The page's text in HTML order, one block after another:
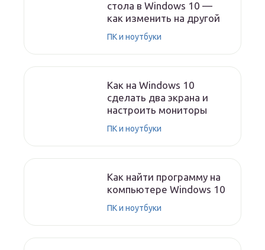
стола в Windows 10 —
как изменить на другой
ПК и ноутбуки
Как на Windows 10
сделать два экрана и
настроить мониторы
ПК и ноутбуки
Как найти программу на
компьютере Windows 10
ПК и ноутбуки